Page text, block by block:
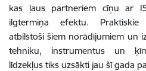
kas ļaus partneriem cīņu ar
ilgtermiņa efektu. Praktiskie
atbilstoši šiem norādījumiem un
tehniku, instrumentus un
līdzekļus tiks uzsākti jau šī gada